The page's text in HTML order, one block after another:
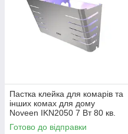
Пастка клейка для комарів та
інших комах для дому
Noveen IKN2050 7 Вт 80 кв.
(SHiz16817)
Готово до відправки